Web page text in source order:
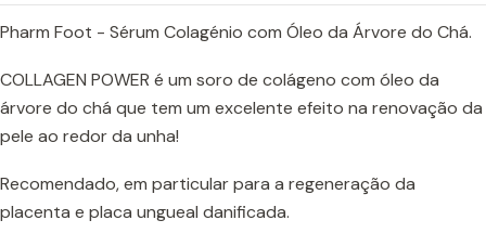
Pharm Foot - Sérum Colagénio com Óleo da Árvore do Chá.
COLLAGEN POWER é um soro de colágeno com óleo da
árvore do chá que tem um excelente efeito na renovação da
pele ao redor da unha!
Recomendado, em particular para a regeneração da
placenta e placa ungueal danificada.